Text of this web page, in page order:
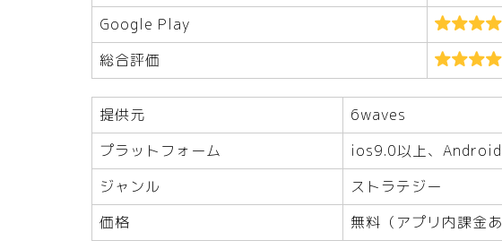
Google Play
総合評価
提供元
6waves
プラットフォーム
ios9.0以上、
ジャンル
ストラテジー
価格
無料（アプリ内課金あ